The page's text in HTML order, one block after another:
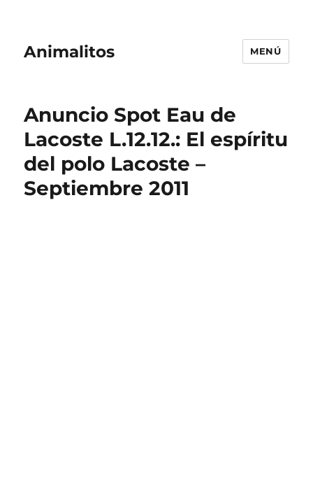
Animalitos MENÚ
Anuncio Spot Eau de
Lacoste L.12.12.: El espíritu
del polo Lacoste –
Septiembre 2011